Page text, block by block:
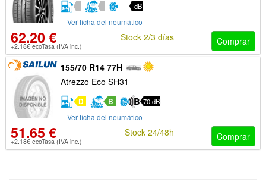
dB
Ver ficha del neumático
62.20 €
+2.18€ ecoTasa (IVA inc.) Comprar
Stock 2/3 días
155/70 R14 77H
Atrezzo Eco SH31
D B 70 dB
Ver ficha del neumático
51.65 €
+2.18€ ecoTasa (IVA inc.) Comprar
Stock 24/48h